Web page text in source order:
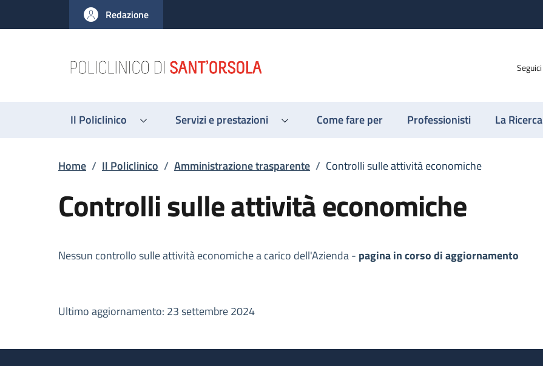
al contenuto principale
to footer content
Redazione
Seguici
Il Policlinico Servizi e prestazioni Come fare per Professionisti La Ricerca
Briciole di pane
Home / Il Policlinico / Amministrazione trasparente / Controlli sulle attività economiche
Controlli sulle attività economiche
Descrizione
Nessun controllo sulle attività economiche a carico dell'Azienda - pagina in corso di aggiornamento
Ultimo aggiornamento: 23 settembre 2024